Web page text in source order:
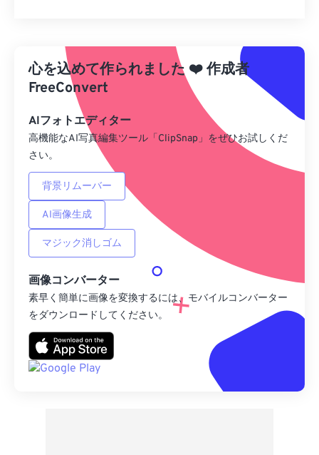
プリセットから適用
プリセットとして保存
心を込めて作られました ❤️作成者
FreeConvert
AIフォトエディター
高機能なAI写真編集ツール「ClipSnap」をぜひお試しくだ
さい。
背景リムーバー
AI画像生成
マジック消しゴム
画像コンバーター
素早く簡単に画像を変換するには、モバイルコンバーター
をダウンロードしてください。